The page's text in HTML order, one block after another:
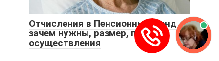
Отчисления в Пенсионный фонд
зачем нужны, размер, правила
осуществления